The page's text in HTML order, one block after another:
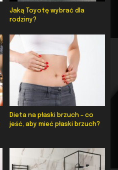
Jaką Toyotę wybrać dla
rodziny?
Dieta na płaski brzuch – co
jeść, aby mieć płaski brzuch?